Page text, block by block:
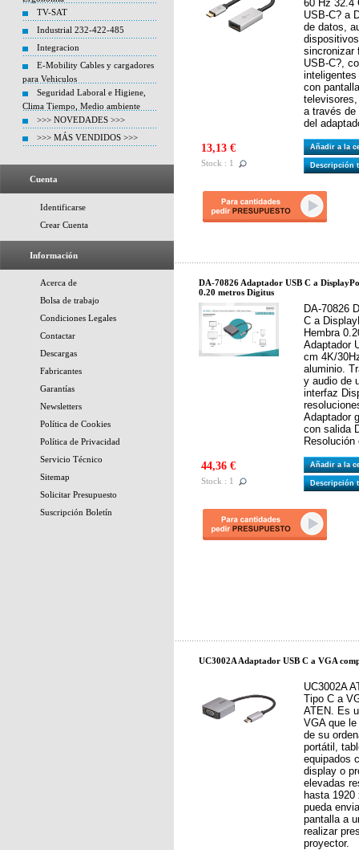
TV-SAT
Industrial 232-422-485
Integracion
E-Mobility Cables y cargadores
para Vehiculos
Seguridad Laboral e Higiene,
Clima Tiempo, Medio ambiente
>>> NOVEDADES >>>
>>> MÁS VENDIDOS >>>
Cuenta
Identificarse
Crear Cuenta
Información
Acerca de
Bolsa de trabajo
Condiciones Legales
Contactar
Descargas
Fabricantes
Garantías
Newsletters
Política de Cookies
Política de Privacidad
Servicio Técnico
Sitemap
Solicitar Presupuesto
Suscripción Boletín
60 Hz 32.4
USB-C? a
de datos,
sincronizar
USB-C?,
con
a través de
del
13,13 €
Stock : 1
Añadir a la
Descripción
DA-70826 Adaptador USB C a
0.20 metros Digitus
DA-70826
C a
Hembra
Adaptador
cm 4K/
aluminio.
y audio de
interfaz
Adaptador
con salida
44,36 €
Stock : 1
Añadir a la
Descripción
UC3002A Adaptador USB C a VGA
UC3002A
Tipo C a
ATEN. Es
VGA que
de su
portátil,
equipados
display o
elevadas
hasta
pueda
pantalla a
realizar
proyector.